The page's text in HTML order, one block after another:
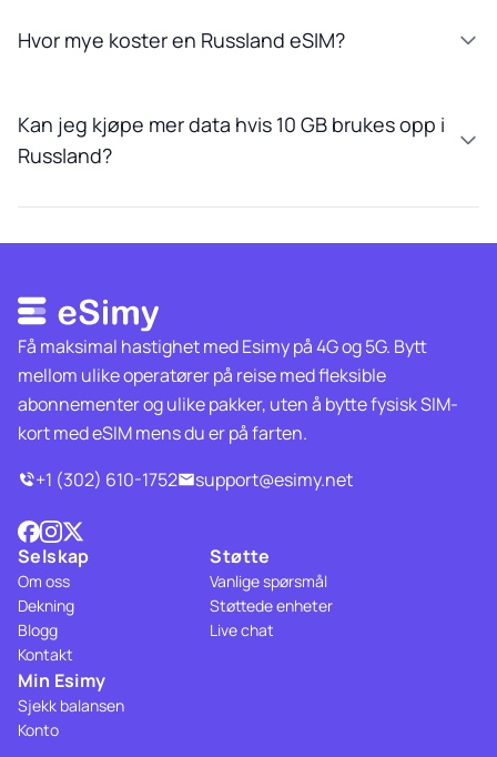
Hvor mye koster en Russland eSIM?
Kan jeg kjøpe mer data hvis 10 GB brukes opp i
Russland?
Få maksimal hastighet med Esimy på 4G og 5G. Bytt
mellom ulike operatører på reise med fleksible
abonnementer og ulike pakker, uten å bytte fysisk SIM-
kort med eSIM mens du er på farten.
+1 (302) 610-1752
support@esimy.net
Selskap
Om oss
Dekning
Blogg
Kontakt
Støtte
Vanlige spørsmål
Støttede enheter
Live chat
Min Esimy
Sjekk balansen
Konto